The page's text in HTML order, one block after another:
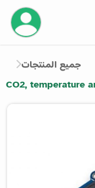
إدارة
جميع المنتجات
CO2, temperature